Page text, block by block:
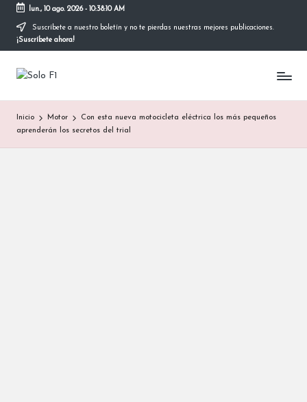
Saltar
lun., 10 ago. 2026- 10:38:11 AM
Suscríbete a nuestro boletín y no te pierdas nuestras mejores publicaciones.
¡Suscríbete ahora!
S
o
l
o
Para
la
F1
Inicio Motor
Con esta nueva motocicleta eléctrica los más pequeños
aprenderán los secretos del trial